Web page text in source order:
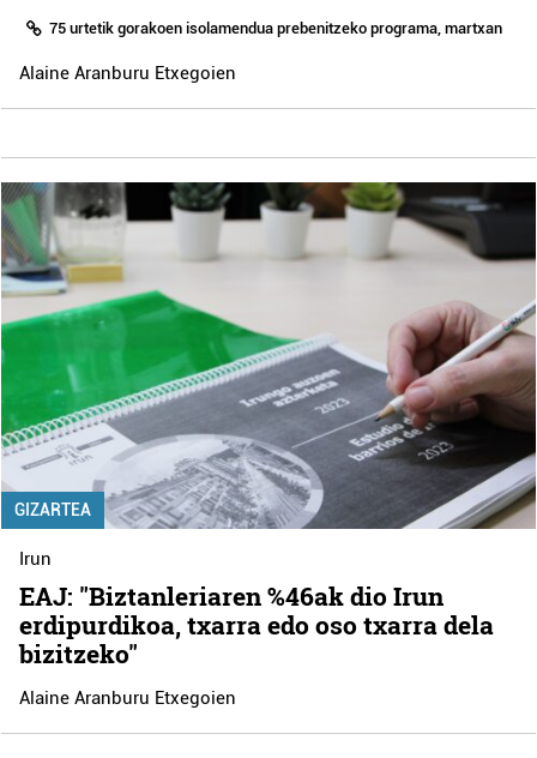
75 urtetik gorakoen isolamendua prebenitzeko programa, martxan
Alaine Aranburu Etxegoien
GIZARTEA
Irun
EAJ: "Biztanleriaren %46ak dio Irun
erdipurdikoa, txarra edo oso txarra dela
bizitzeko"
Alaine Aranburu Etxegoien